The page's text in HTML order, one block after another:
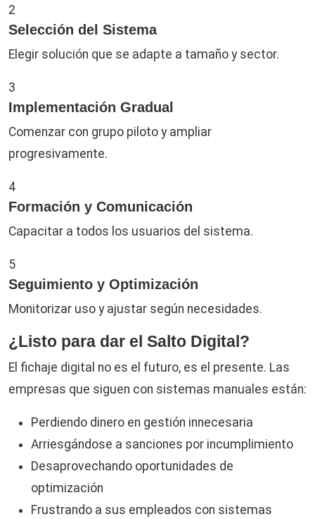
2
Selección del Sistema
Elegir solución que se adapte a tamaño y sector.
3
Implementación Gradual
Comenzar con grupo piloto y ampliar
progresivamente.
4
Formación y Comunicación
Capacitar a todos los usuarios del sistema.
5
Seguimiento y Optimización
Monitorizar uso y ajustar según necesidades.
¿Listo para dar el Salto Digital?
El fichaje digital no es el futuro, es el presente. Las
empresas que siguen con sistemas manuales están:
Perdiendo dinero en gestión innecesaria
Arriesgándose a sanciones por incumplimiento
Desaprovechando oportunidades de
optimización
Frustrando a sus empleados con sistemas